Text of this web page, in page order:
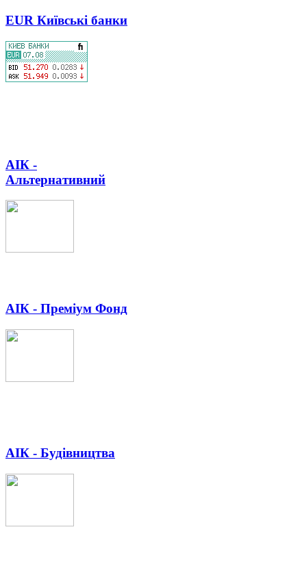
EUR Київські банки
АІК -
Альтернативний
АІК - Преміум Фонд
АІК - Будівництва